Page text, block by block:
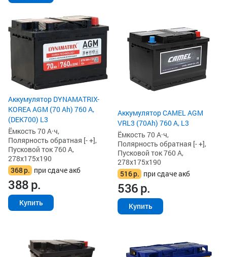
Аккумулятор DYNAMATRIX-
KOREA AGM (70 Ah) 760 А,
(DEK700) L3
Ёмкость 70 А·ч,
Полярность обратная [- +],
Пусковой ток 760 А,
278x175x190
368р. при сдаче акб
388р.
Купить
Аккумулятор CAMEL AGM
VRL3 (70Ah) 760 А, L3
Ёмкость 70 А·ч,
Полярность обратная [- +],
Пусковой ток 760 А,
278x175x190
516р. при сдаче акб
536р.
Купить